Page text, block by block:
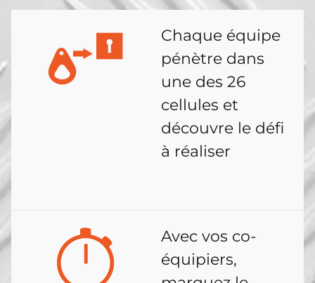
Chaque équipe
pénètre dans
une des 26
cellules et
découvre le défi
à réaliser
Avec vos co-
équipiers,